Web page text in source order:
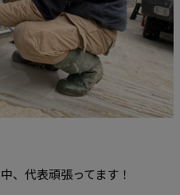
、代表頑張ってます！